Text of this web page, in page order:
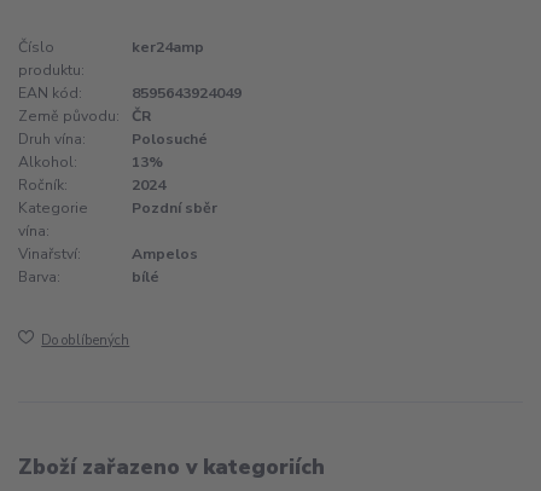
Číslo
produktu:
ker24amp
EAN kód:
8595643924049
Země původu:
ČR
Druh vína:
Polosuché
Alkohol:
13%
Ročník:
2024
Kategorie
vína:
Pozdní sběr
Vinařství:
Ampelos
Barva:
bílé
Do oblíbených
Zboží zařazeno v kategoriích